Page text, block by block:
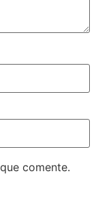
comente.